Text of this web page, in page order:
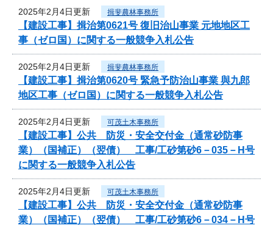
2025年2月4日更新 揖斐農林事務所
【建設工事】揖治第0621号 復旧治山事業 元地地区工
事（ゼロ国）に関する一般競争入札公告
2025年2月4日更新 揖斐農林事務所
【建設工事】揖治第0620号 緊急予防治山事業 與九郎
地区工事（ゼロ国）に関する一般競争入札公告
2025年2月4日更新 可茂土木事務所
【建設工事】公共 防災・安全交付金（通常砂防事
業）（国補正）（翌債） 工事/工砂第砂6－035－H号
に関する一般競争入札公告
2025年2月4日更新 可茂土木事務所
【建設工事】公共 防災・安全交付金（通常砂防事
業）（国補正）（翌債） 工事/工砂第砂6－034－H号